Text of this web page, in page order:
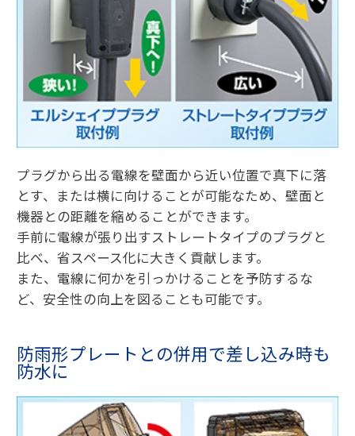
プラグから出る電線を壁面から近い位置で真下に落
とす、または横に向けることが可能なため、壁面と
機器との距離を縮めることができます。
手前に電線が張り出すストレートタイプのプラグと
比べ、省スペース化に大きく貢献します。
また、電線に何かを引っかけることを予防するな
ど、安全性の向上を図ることも可能です。
防雨形プレートとの併用で差し込み時も
防水に